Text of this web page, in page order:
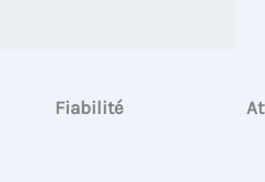
Fiabilité